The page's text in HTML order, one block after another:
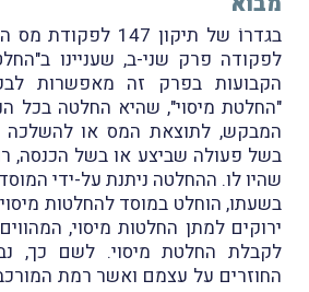
בגדרוֹ של תיקון 147
לפקודה פרק שני-ב, שעניינו
הקבועות בפרק זה מאפשרות
"החלטת מיסוי", שהיא החלטה בכל
המבקש, לתוצאת המס או
בשל פעולה שביצע או בשל הכנסה,
שהיו לו. ההחלטה ניתנת על-ידי
בשעתו, הוחלט במוסד להחלטות
ירוקים למתן החלטות מיסוי,
לקבלת החלטת מיסוי. לשם כך,
החוזרים על עצמם ואשר רמת